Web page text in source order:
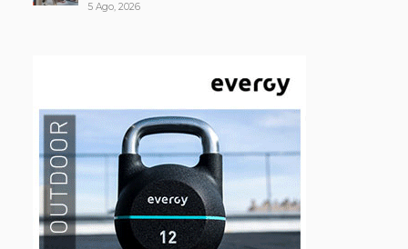
5 Ago, 2026